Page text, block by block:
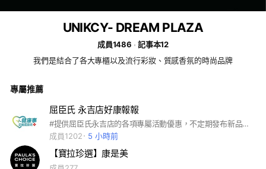
UNIKCY- DREAM PLAZA
成員1486
記事本12
我們是結合了各大專櫃以及流行彩妝、質感香氛的時尚品牌
專屬推薦
屈臣氏 永吉店好康報報
#提供屈臣氏永吉店的各項專屬活動優惠，不定期發布新品及好康商品的活動
成員1202
5 小時前
【寶拉珍選】康是美